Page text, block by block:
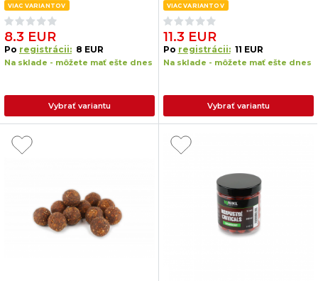
VIAC VARIANTOV
8.3 EUR
Po registrácii: 8 EUR
Na sklade - môžete mať ešte dnes
Vybrať variantu
VIAC VARIANTOV
11.3 EUR
Po registrácii: 11 EUR
Na sklade - môžete mať ešte dnes
Vybrať variantu